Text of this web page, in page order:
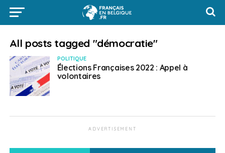
All posts tagged "démocratie"
POLITIQUE
Élections Françaises 2022 : Appel à
volontaires
ADVERTISEMENT